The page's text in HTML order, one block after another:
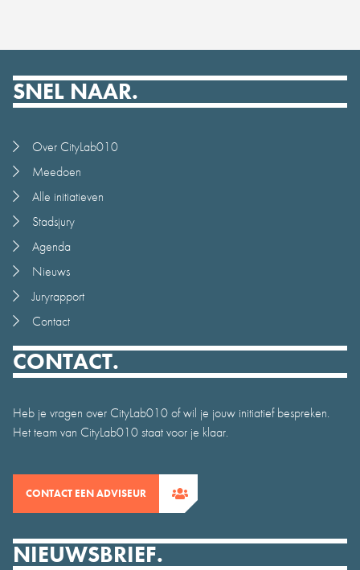
SNEL NAAR.
Over CityLab010
Meedoen
Alle initiatieven
Stadsjury
Agenda
Nieuws
Juryrapport
Contact
CONTACT.
Heb je vragen over CityLab010 of wil je jouw initiatief bespreken.
Het team van CityLab010 staat voor je klaar.
CONTACT EEN ADVISEUR
NIEUWSBRIEF.